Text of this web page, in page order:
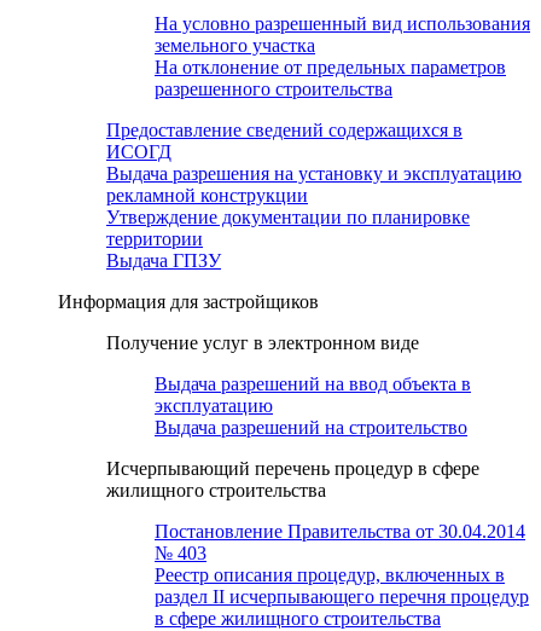
На условно разрешенный вид использования
земельного участка
На отклонение от предельных параметров
разрешенного строительства
Предоставление сведений содержащихся в
ИСОГД
Выдача разрешения на установку и эксплуатацию
рекламной конструкции
Утверждение документации по планировке
территории
Выдача ГПЗУ
Информация для застройщиков
Получение услуг в электронном виде
Выдача разрешений на ввод объекта в
эксплуатацию
Выдача разрешений на строительство
Исчерпывающий перечень процедур в сфере
жилищного строительства
Постановление Правительства от 30.04.2014
№ 403
Реестр описания процедур, включенных в
раздел II исчерпывающего перечня процедур
в сфере жилищного строительства